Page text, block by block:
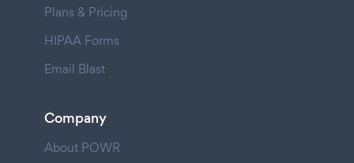
Plans & Pricing
HIPAA Forms
Email Blast
Company
About POWR